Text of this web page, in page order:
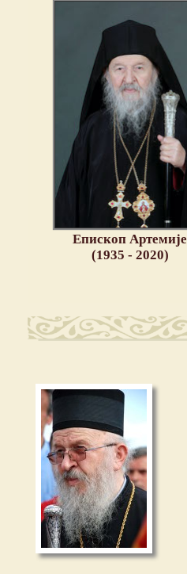
Епископ Артемије
(1935 - 2020)